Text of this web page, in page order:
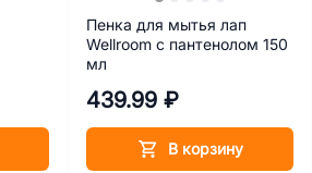
Пенка для мытья лап
Wellroom с пантенолом 150
мл
439.99 ₽
В корзину